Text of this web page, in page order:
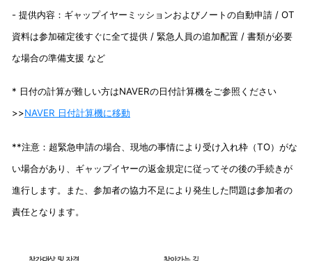
- 提供内容： ギャップイヤーミッションおよびノートの自動申請 / OT
資料は参加確定後すぐに全て提供 / 緊急人員の追加配置 / 書類が必要
な場合の準備支援 など
* 日付の計算が難しい方はNAVERの日付計算機をご参照ください
>>NAVER 日付計算機に移動
**注意：超緊急申請の場合、現地の事情により受け入れ枠（TO）がな
い場合があり、ギャップイヤーの返金規定に従ってその後の手続きが
進行します。
また、 参加者の協力不足により発生した問題は参加者の
責任となります。